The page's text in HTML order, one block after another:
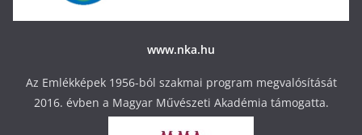
www.nka.hu
Az Emlékképek 1956-ból szakmai program megvalósítását
2016. évben a Magyar Művészeti Akadémia támogatta.